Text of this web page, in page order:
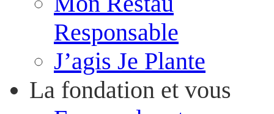
Responsable
J’agis Je Plante
La fondation et vous